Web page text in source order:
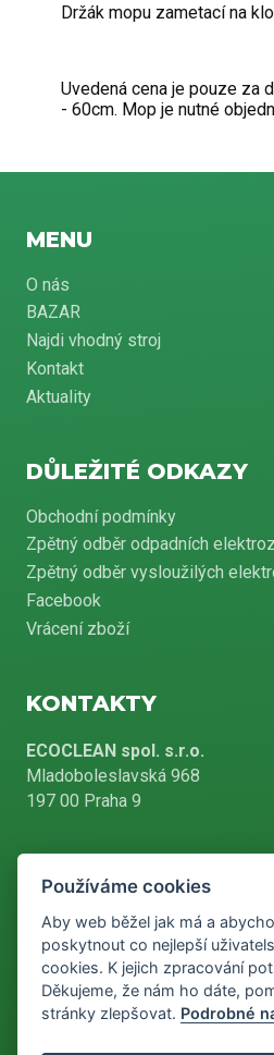
Držák mopu zametací na
Uvedená cena je pouze za
- 60cm. Mop je nutné
MENU
O nás
BAZAR
Najdi vhodný stroj
Kontakt
Aktuality
DŮLEŽITÉ ODKAZY
Obchodní podmínky
Zpětný odběr odpadních
Zpětný odběr vysloužilých
Facebook
Vrácení zboží
KONTAKTY
ECOCLEAN spol. s.r.o.
Mladoboleslavská 968
197 00 Praha 9
+420 226 804 900
info@ecoclean-
Používáme cookies
Aby web běžel jak má a
poskytnout co nejlepší
cookies. K jejich zpracování
Děkujeme, že nám ho dáte,
stránky zlepšovat. Podrobné